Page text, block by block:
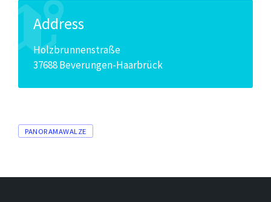
Address
Holzbrunnenstraße
37688 Beverungen-Haarbrück
Tags
PANORAMAWALZE